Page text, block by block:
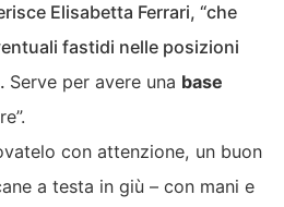
Elisabetta Ferrari, “che
fastidi nelle posizioni
Serve per avere una base
con attenzione, un buon
a testa in giù – con mani e